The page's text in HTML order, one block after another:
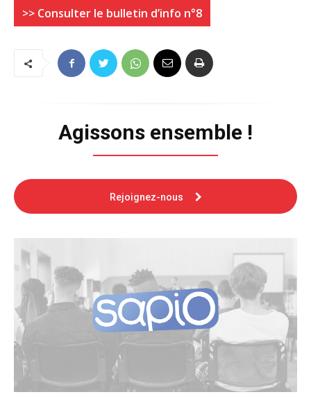
>> Consulter le bulletin d’info n°8
Agissons ensemble !
Rejoignez-nous